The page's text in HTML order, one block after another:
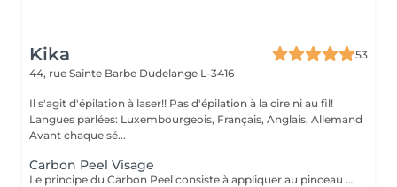
Kika
53
44, rue Sainte Barbe Dudelange L-3416
Il s'agit d'épilation à laser!! Pas d'épilation à la cire ni au fil!
Langues parlées: Luxembourgeois, Français, Anglais, Allemand
Avant chaque sé...
Carbon Peel Visage
Le principe du Carbon Peel consiste à appliquer au pinceau sur une peau démaquillée et désinfectée, un masque au charbon actif qui va pénétrer dans les pores et les irrégularités de la peau et également absorber l'excédent de sébum. C'est ce charbon actif qui va servir de vecteur au laser. Les yeux sont masqués par des coques protectrices. Le laser va spécifiquement pulvériser et évaporer les particules de carbone, sans abîmer la peau. Le carbone ainsi volatilisé emporte avec lui peaux mortes, impuretés et points noirs. Immédiatement après la séance, la peau apparaît plus jeune, plus lisse, plus soyeuse et plus lumineuse. Le Carbon Peel produit ses effets dès la 1ère séance. En multipliant les séances, les effets se potentialiseront et le résultat final n'en sera que meilleur. Au fur et à mesure des séances, la peau sera moins grasse, plus homogène, plus lisse en surface. Elle retrouvera à la fois sa fermeté et son élasticité. La séance unique est généralement réservée à l'effet « coup d'éclat ». Au cours de celle-ci, on ressent tout au plus la chaleur modérée du laser et de légers picotements. Cette sensation s'estompe rapidement. La peau est à peine rosée en fin de séance. Il est important de noter que par la suite, la peau ne pèlera pas contrairement aux peelings chimiques classiques. Aucune éviction n'est donc nécessaire.